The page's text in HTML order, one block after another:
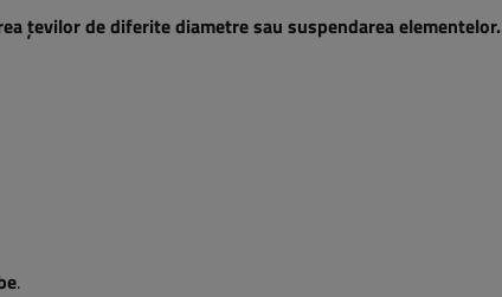
țevilor de diferite diametre sau suspendarea elementelor.
.